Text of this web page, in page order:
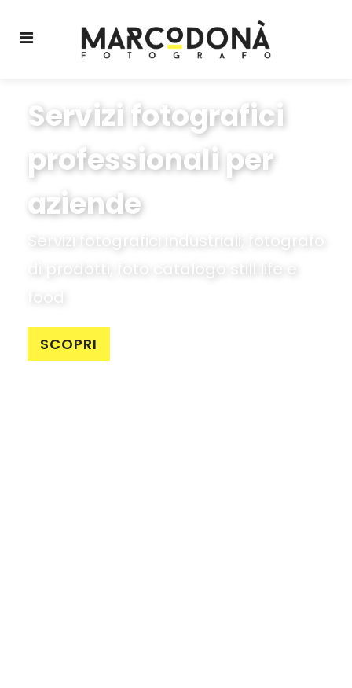
Servizi fotografici
professionali per
aziende
Servizi fotografici industriali, fotografo
di prodotti, foto catalogo still life e
SCOPRI